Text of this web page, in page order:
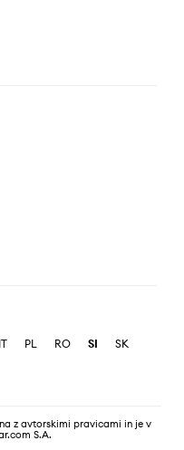
IT PL RO SI
SK
z avtorskimi pravicami in je v
S.A.